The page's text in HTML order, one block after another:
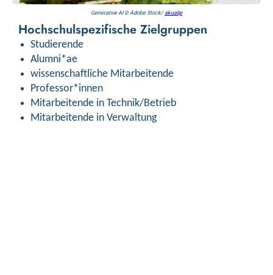
Generative AI © Adobe Stock/akualip
Hochschulspezifische Zielgruppen
Studierende
Alumni*ae
wissenschaftliche Mitarbeitende
Professor*innen
Mitarbeitende in Technik/Betrieb
Mitarbeitende in Verwaltung